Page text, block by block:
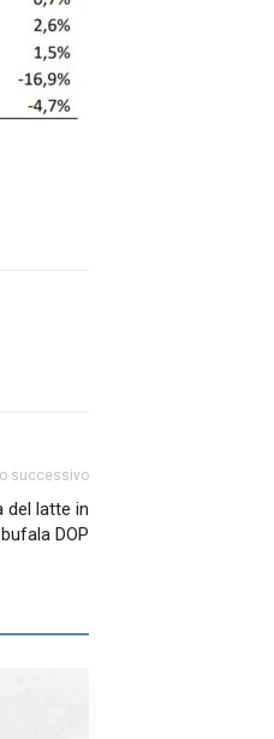
successivo
del latte in
DOP